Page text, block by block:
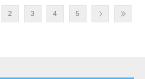
2 3 4 5